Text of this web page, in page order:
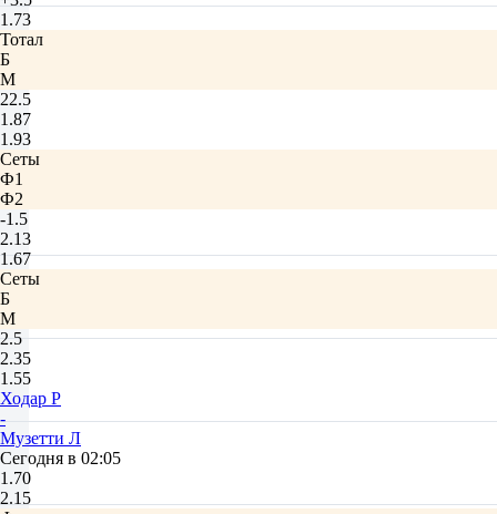
1.73
Тотал
Б
М
22.5
1.87
1.93
Сеты
Ф1
Ф2
-1.5
2.13
1.67
Сеты
Б
М
2.5
2.35
1.55
Ходар Р
-
Музетти Л
Сегодня в 02:05
1.70
2.15